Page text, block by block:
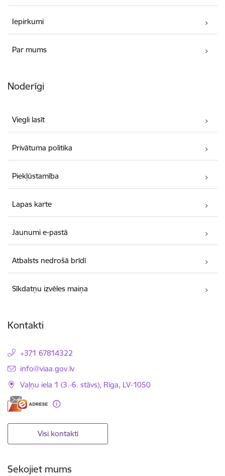
Iepirkumi
Par mums
Noderīgi
Viegli lasīt
Privātuma politika
Piekļūstamība
Lapas karte
Jaunumi e-pastā
Atbalsts nedrošā brīdī
Sīkdatņu izvēles maiņa
Kontakti
+371 67814322
E-pasts:
info@viaa.gov.lv
Vaļņu iela 1 (3.-6. stāvs), Rīga, LV-1050
Visi kontakti
Sekojiet mums